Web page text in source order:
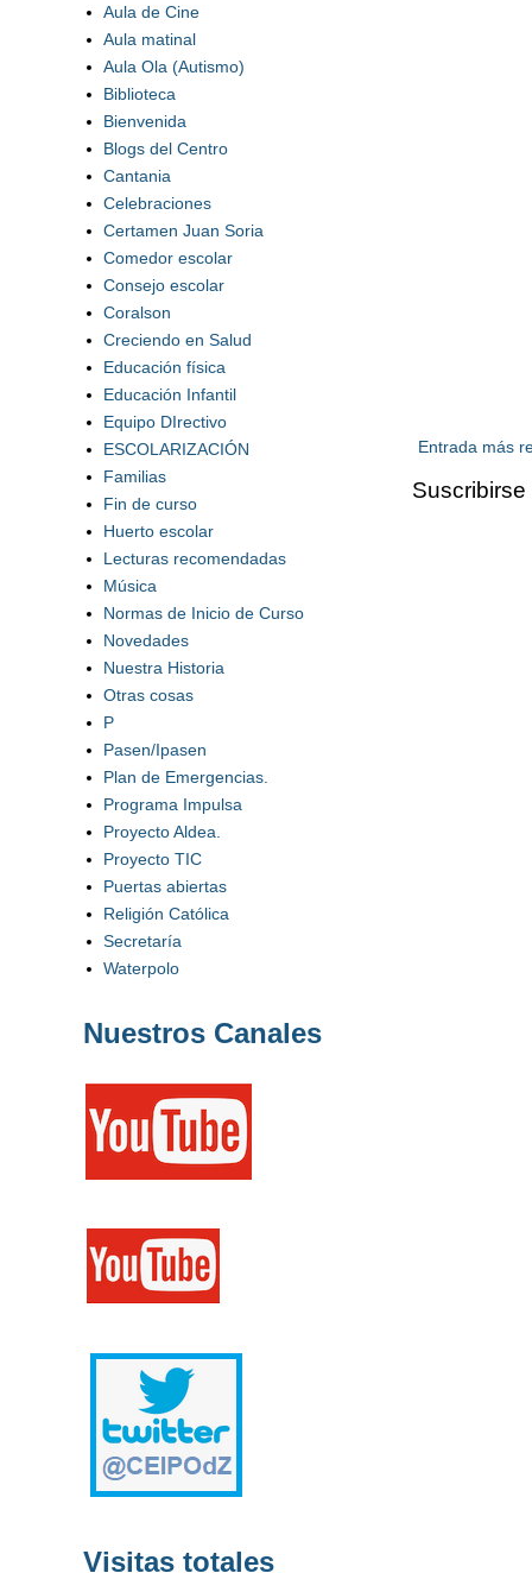
Entrada más
Aula de Cine
Aula matinal
Aula Ola (Autismo)
Biblioteca
Bienvenida
Blogs del Centro
Cantania
Celebraciones
Certamen Juan Soria
Comedor escolar
Consejo escolar
Coralson
Creciendo en Salud
Educación física
Educación Infantil
Equipo DIrectivo
ESCOLARIZACIÓN
Familias
Fin de curso
Huerto escolar
Lecturas recomendadas
Música
Normas de Inicio de Curso
Novedades
Nuestra Historia
Otras cosas
P
Pasen/Ipasen
Plan de Emergencias.
Programa Impulsa
Proyecto Aldea.
Proyecto TIC
Puertas abiertas
Religión Católica
Secretaría
Waterpolo
Nuestros Canales
Visitas totales